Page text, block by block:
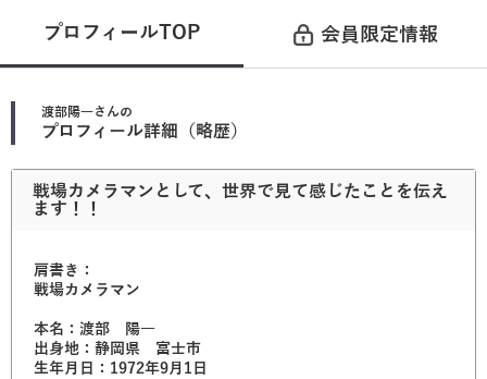
プロフィールTOP 会員限定情報
渡部陽一さんの
プロフィール詳細（略歴）
戦場カメラマンとして、世界で見て感じたことを伝え
ます！！
肩書き：
戦場カメラマン
本名：渡部 陽一
出身地：静岡県 富士市
生年月日：1972年9月1日